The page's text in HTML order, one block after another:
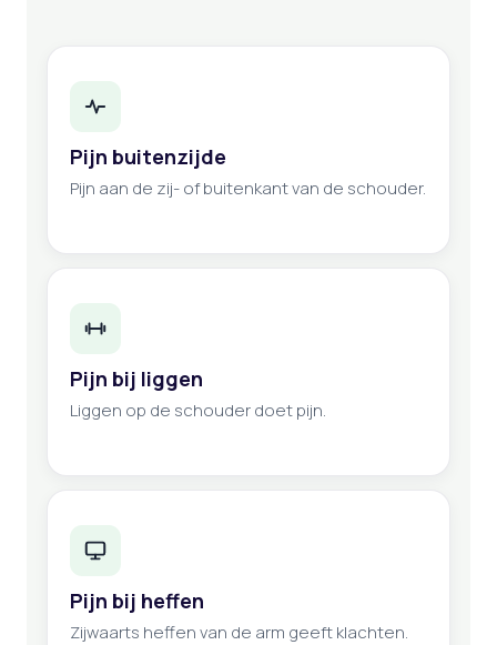
Pijn buitenzijde
Pijn aan de zij- of buitenkant van de schouder.
Pijn bij liggen
Liggen op de schouder doet pijn.
Pijn bij heffen
Zijwaarts heffen van de arm geeft klachten.